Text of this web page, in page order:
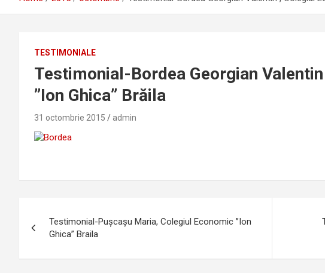
TESTIMONIALE
Testimonial-Bordea Georgian
”Ion Ghica” Brăila
31 octombrie 2015 admin
în
articole
Testimonial-Pușcașu Maria, Colegiul Economic ”Ion
Ghica” Braila